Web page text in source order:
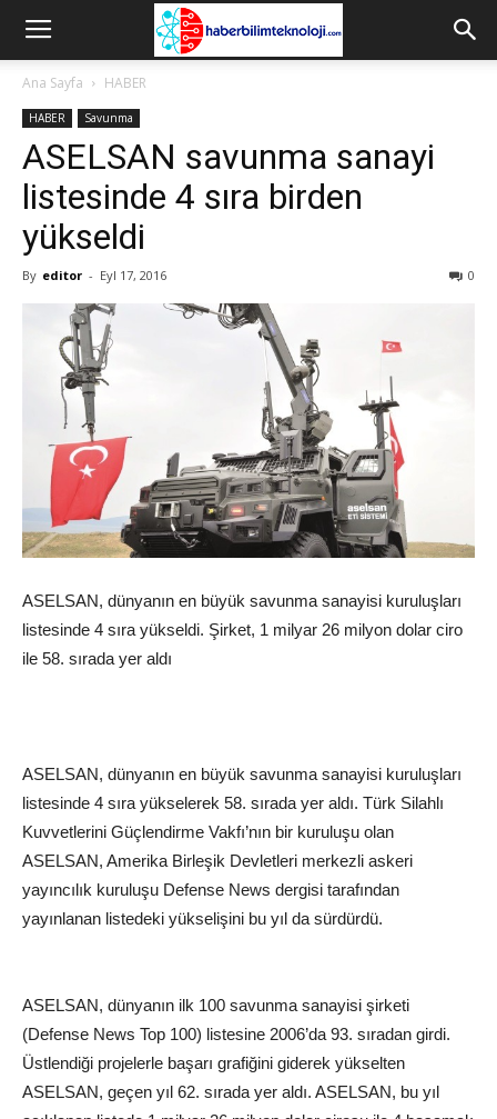
Ana Sayfa HABER
HABER Savunma
ASELSAN savunma sanayi
listesinde 4 sıra birden
yükseldi
By editor - Eyl 17, 2016 0
ASELSAN, dünyanın en büyük savunma sanayisi kuruluşları
listesinde 4 sıra yükseldi. Şirket, 1 milyar 26 milyon dolar ciro
ile 58. sırada yer aldı
ASELSAN, dünyanın en büyük savunma sanayisi kuruluşları
listesinde 4 sıra yükselerek 58. sırada yer aldı. Türk Silahlı
Kuvvetlerini Güçlendirme Vakfı’nın bir kuruluşu olan
ASELSAN, Amerika Birleşik Devletleri merkezli askeri
yayıncılık kuruluşu Defense News dergisi tarafından
yayınlanan listedeki yükselişini bu yıl da sürdürdü.
ASELSAN, dünyanın ilk 100 savunma sanayisi şirketi
(Defense News Top 100) listesine 2006’da 93. sıradan girdi.
Üstlendiği projelerle başarı grafiğini giderek yükselten
ASELSAN, geçen yıl 62. sırada yer aldı. ASELSAN, bu yıl